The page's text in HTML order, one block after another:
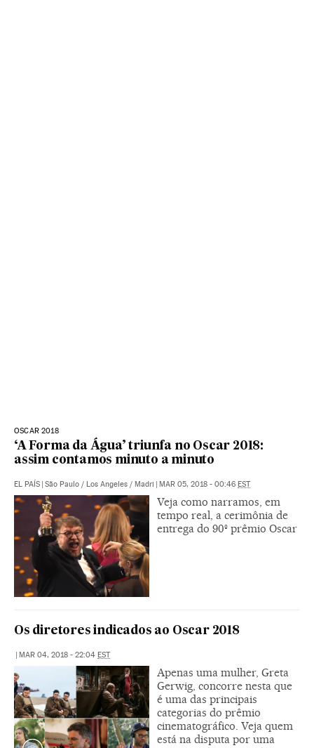
OSCAR 2018
‘A Forma da Água’ triunfa no Oscar 2018:
assim contamos minuto a minuto
EL PAÍS São Paulo / Los Angeles / Madri MAR 05, 2018 - 00:46 EST
Veja como narramos, em
tempo real, a cerimônia de
entrega do 90º prêmio Oscar
Os diretores indicados ao Oscar 2018
MAR 04, 2018 - 22:04 EST
Apenas uma mulher, Greta
Gerwig, concorre nesta que
é uma das principais
categorias do prêmio
cinematográfico. Veja quem
está na disputa por uma